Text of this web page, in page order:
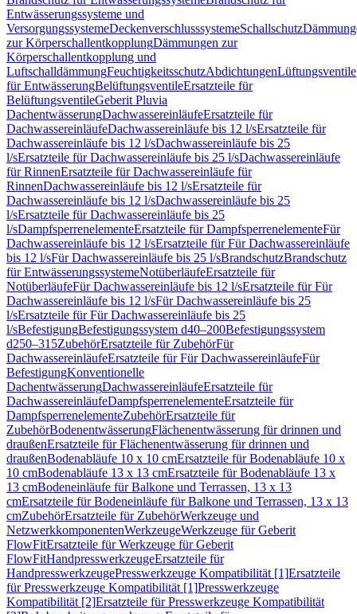
Entwässerungssysteme und
VersorgungssystemeDeckenverschlusssystemeSchallschutz
zur KörperschallentkopplungDämmungen zur
Körperschallentkopplung und
LuftschalldämmungFeuchtigkeitsschutzAbdichtungenLüftungsventile
für EntwässerungBelüftungsventileErsatzteile für
BelüftungsventileGeberit Pluvia
DachentwässerungDachwassereinläufeErsatzteile für
DachwassereinläufeDachwassereinläufe bis 12 l/sErsatzteile für
Dachwassereinläufe bis 12 l/sDachwassereinläufe bis 25
l/sErsatzteile für Dachwassereinläufe bis 25 l/sDachwassereinläufe
für RinnenErsatzteile für Dachwassereinläufe für
RinnenDachwassereinläufe bis 12 l/sErsatzteile für
Dachwassereinläufe bis 12 l/sDachwassereinläufe bis 25
l/sErsatzteile für Dachwassereinläufe bis 25
l/sDampfsperrenelementeErsatzteile für DampfsperrenelementeFür
Dachwassereinläufe bis 12 l/sErsatzteile für Für Dachwassereinläufe
bis 12 l/sFür Dachwassereinläufe bis 25 l/sBrandschutzBrandschutz
für EntwässerungssystemeNotüberläufeErsatzteile für
NotüberläufeFür Dachwassereinläufe bis 12 l/sErsatzteile für Für
Dachwassereinläufe bis 12 l/sFür Dachwassereinläufe bis 25
l/sErsatzteile für Für Dachwassereinläufe bis 25
l/sBefestigungBefestigungssystem d40–200Befestigungssystem
d250–315ZubehörErsatzteile für ZubehörFür
DachwassereinläufeErsatzteile für Für DachwassereinläufeFür
BefestigungKonventionelle
DachentwässerungDachwassereinläufeErsatzteile für
DachwassereinläufeDampfsperrenelementeErsatzteile für
DampfsperrenelementeZubehörErsatzteile für
ZubehörBodenentwässerungFlächenentwässerung für drinnen und
draußenErsatzteile für Flächenentwässerung für drinnen und
draußenBodenabläufe 10 x 10 cmErsatzteile für Bodenabläufe 10 x
10 cmBodenabläufe 13 x 13 cmErsatzteile für Bodenabläufe 13 x
13 cmBodeneinläufe für Balkone und Terrassen, 13 x 13
cmErsatzteile für Bodeneinläufe für Balkone und Terrassen, 13 x 13
cmZubehörErsatzteile für ZubehörWerkzeuge und
NetzwerkkomponentenWerkzeugeWerkzeuge für Geberit
FlowFitErsatzteile für Werkzeuge für Geberit
FlowFitHandpresswerkzeugeErsatzteile für
HandpresswerkzeugePresswerkzeuge Kompatibilität [1]Ersatzteile
für Presswerkzeuge Kompatibilität [1]Presswerkzeuge
Kompatibilität [2]Ersatzteile für Presswerkzeuge Kompatibilität